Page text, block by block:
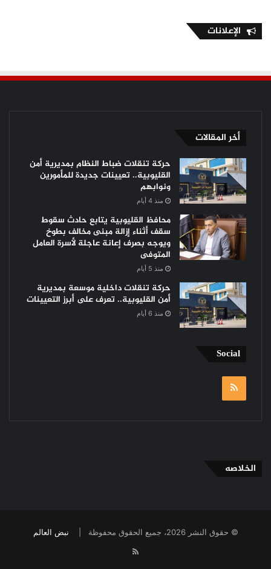
الإعلانات
أخر المقالات
حركة تنقلات ضباط النظام بمديرية أمن
القليوبية.. تعيينات جديدة للمأمورين
ونوابهم
منذ 4 أيام
محافظ القليوبية يتابع حادث سقوط
سقف أثناء إزالة مبنى مخالف بطوخ
ويوجه بصرف إعانة عاجلة لأسرة العامل
المتوفى
منذ 5 أيام
حركة تنقلات داخلية موسعة بمديرية
أمن القليوبية.. تعرف على أبرز التعيينات
منذ 6 أيام
Social
RSS
الخلاصه
© حقوق النشر 2026، جميع الحقوق محفوظة |
نبض العالم
RSS